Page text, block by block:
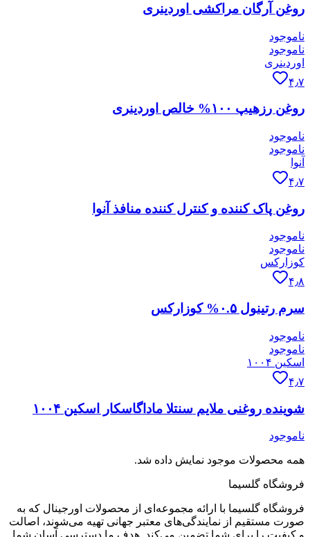
روغن آرگان مراکشی اوردینری
ناموجود
ناموجود
اوردینری
۴٫۷
روغن رزهیپ ۱۰۰% خالص اوردینری
ناموجود
ناموجود
آنوا
۴٫۷
روغن پاک کننده و کنترل کننده منافذ آنوا
ناموجود
ناموجود
کوزارکس
۴٫۸
سرم رتینول ۰.۵% کوزارکس
ناموجود
ناموجود
اسکین ۱۰۰۴
۴٫۷
شوینده روغنی ملایم سنتلا ماداگاسکار اسکین ۱۰۰۴
ناموجود
همه محصولات موجود نمایش داده شد.
فروشگاه گلسیما
فروشگاه گلسیما با ارائه مجموعه‌ای از محصولات اورجینال که به
صورت مستقیم از نمایندگی‌های معتبر جهانی تهیه می‌شوند، اصالت